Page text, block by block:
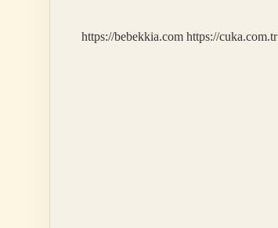
https://bebekkia.com https://cuka.com.tr